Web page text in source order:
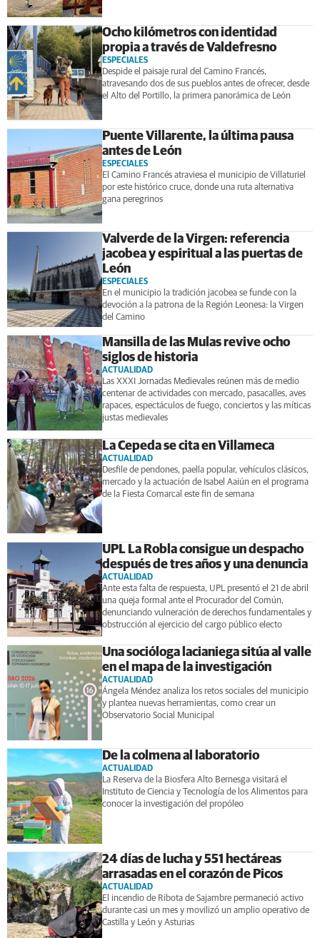
Ocho kilómetros con identidad
propia a través de Valdefresno
ESPECIALES
Despide el paisaje rural del Camino Francés,
atravesando dos de sus pueblos antes de ofrecer, desde
el Alto del Portillo, la primera panorámica de León
Puente Villarente, la última pausa
antes de León
ESPECIALES
El Camino Francés atraviesa el municipio de Villaturiel
por este histórico cruce, donde una ruta alternativa
gana peregrinos
Valverde de la Virgen: referencia
jacobea y espiritual a las puertas de
León
ESPECIALES
En el municipio la tradición jacobea se funde con la
devoción a la patrona de la Región Leonesa: la Virgen
del Camino
Mansilla de las Mulas revive ocho
siglos de historia
ACTUALIDAD
Las XXXI Jornadas Medievales reúnen más de medio
centenar de actividades con mercado, pasacalles, aves
rapaces, espectáculos de fuego, conciertos y las míticas
justas medievales
La Cepeda se cita en Villameca
ACTUALIDAD
Desfile de pendones, paella popular, vehículos clásicos,
mercado y la actuación de Isabel Aaiún en el programa
de la Fiesta Comarcal este fin de semana
UPL La Robla consigue un despacho
después de tres años y una denuncia
ACTUALIDAD
Ante esta falta de respuesta, UPL presentó el 21 de abril
una queja formal ante el Procurador del Común,
denunciando vulneración de derechos fundamentales y
obstrucción al ejercicio del cargo público electo
Una socióloga lacianiega sitúa al valle
en el mapa de la investigación
ACTUALIDAD
Ángela Méndez analiza los retos sociales del municipio
y plantea nuevas herramientas, como crear un
Observatorio Social Municipal
De la colmena al laboratorio
ACTUALIDAD
La Reserva de la Biosfera Alto Bernesga visitará el
Instituto de Ciencia y Tecnología de los Alimentos para
conocer la investigación del propóleo
24 días de lucha y 551 hectáreas
arrasadas en el corazón de Picos
ACTUALIDAD
El incendio de Ribota de Sajambre permaneció activo
durante casi un mes y movilizó un amplio operativo de
Castilla y León y Asturias